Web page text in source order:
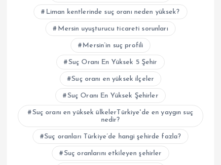
Liman kentlerinde suç oranı neden yüksek?
Mersin uyuşturucu ticareti sorunları
Mersin’in suç profili
Suç Oranı En Yüksek 5 Şehir
Suç oranı en yüksek ilçeler
Suç Oranı En Yüksek Şehirler
Suç oranı en yüksek ülkelerTürkiye'de en yaygın suç
nedir?
Suç oranları Türkiye’de hangi şehirde fazla?
Suç oranlarını etkileyen şehirler